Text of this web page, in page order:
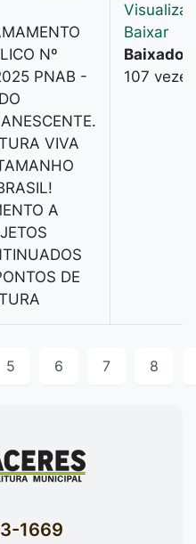
Nº
PNAB -
VIVA
A
DE
Baixar
Baixado:
107 vezes
5 6 7 8
1669